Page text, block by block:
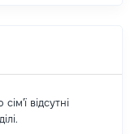
відсутні